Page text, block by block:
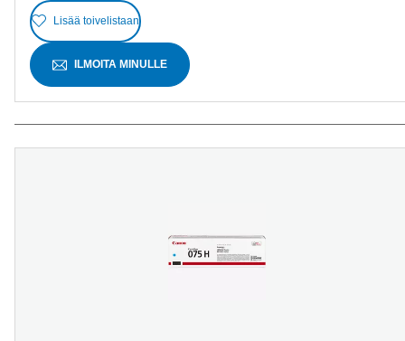
Lisää toivelistaan
ILMOITA MINULLE